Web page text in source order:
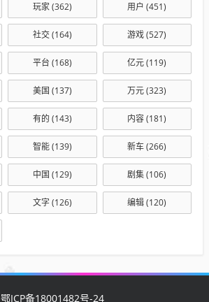
玩家(362) 用户 (451)
社交(164) 游戏(527)
平台 (168) 亿元(119)
美国 (137) 万元(323)
有的 (143) 内容(181)
智能(139) 新车(266)
中国 (129) 剧集(106)
文字(126) 编辑(120)
鄂ICP备18001482号-24